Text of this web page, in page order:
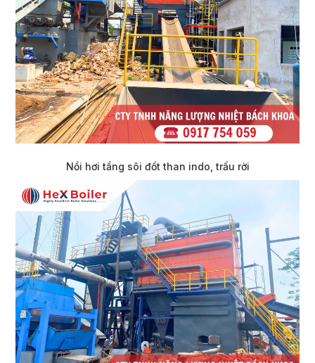
Nồi hơi tầng sôi đốt than indo, trấu rời​